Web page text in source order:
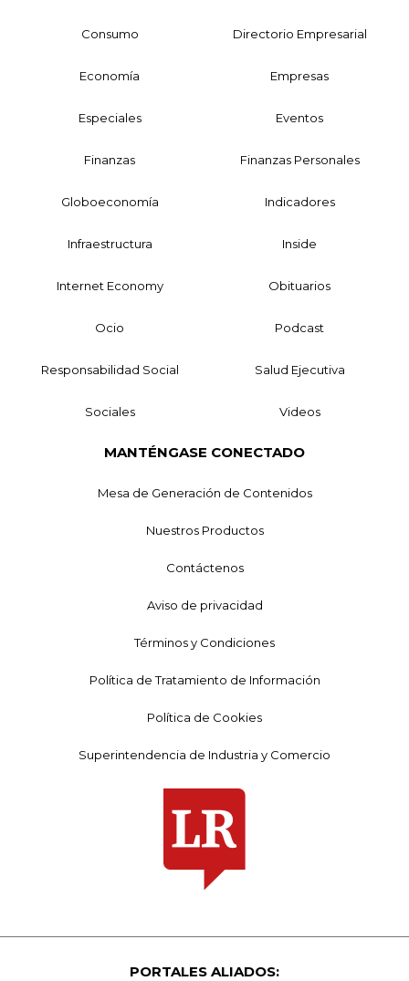
Consumo Directorio Empresarial
Economía Empresas
Especiales Eventos
Finanzas Finanzas Personales
Globoeconomía Indicadores
Infraestructura Inside
Internet Economy Obituarios
Ocio Podcast
Responsabilidad Social Salud Ejecutiva
Sociales Videos
MANTÉNGASE CONECTADO
Mesa de Generación de Contenidos
Nuestros Productos
Contáctenos
Aviso de privacidad
Términos y Condiciones
Política de Tratamiento de Información
Política de Cookies
Superintendencia de Industria y Comercio
PORTALES ALIADOS: